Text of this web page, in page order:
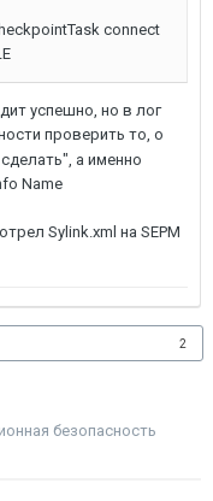
connect
успешно, но в лог
проверить то, о
а именно
Name
Sylink.xml на SEPM
2
безопасность